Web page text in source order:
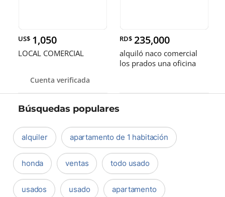
US$ 1,050
LOCAL COMERCIAL
Cuenta verificada
RD$ 235,000
alquiló naco comercial
los prados una oficina
Búsquedas populares
alquiler apartamento de 1 habitación
honda ventas todo usado
usados usado apartamento